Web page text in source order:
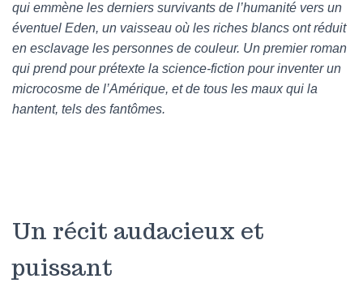
qui emmène les derniers survivants de l’humanité vers un
éventuel Eden, un vaisseau où les riches blancs ont réduit
en esclavage les personnes de couleur. Un premier roman
qui prend pour prétexte la science-fiction pour inventer un
microcosme de l’Amérique, et de tous les maux qui la
hantent, tels des fantômes.
Un récit audacieux et
puissant